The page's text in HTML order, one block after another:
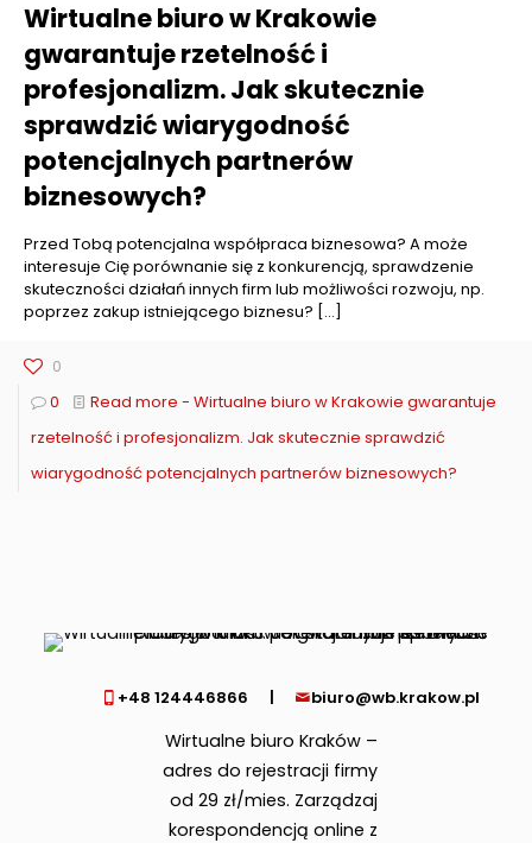
Wirtualne biuro w Krakowie
gwarantuje rzetelność i
profesjonalizm. Jak skutecznie
sprawdzić wiarygodność
potencjalnych partnerów
biznesowych?
Przed Tobą potencjalna współpraca biznesowa? A może
interesuje Cię porównanie się z konkurencją, sprawdzenie
skuteczności działań innych firm lub możliwości rozwoju, np.
poprzez zakup istniejącego biznesu? […]
0
0
Read more - Wirtualne biuro w Krakowie gwarantuje
rzetelność i profesjonalizm. Jak skutecznie sprawdzić
wiarygodność potencjalnych partnerów biznesowych?
+48 124446866 | biuro@wb.krakow.pl
Wirtualne biuro Kraków –
adres do rejestracji firmy
od 29 zł/mies. Zarządzaj
korespondencją online z